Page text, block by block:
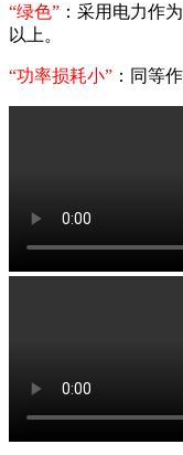
“绿色” ：采用电力作
以上。
“功率损耗小” ：同等